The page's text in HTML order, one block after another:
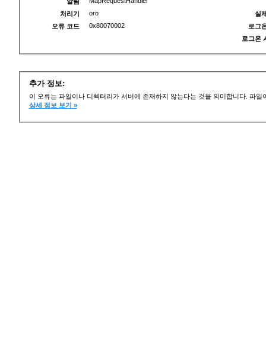
처리기
oro
오류 코드
0x80070002
실
로그
로그온
추가 정보:
이 오류는 파일이나 디렉터리가 서버에 존재하지 않는다는 것을 의미합니다. 파
상세 정보 보기 »